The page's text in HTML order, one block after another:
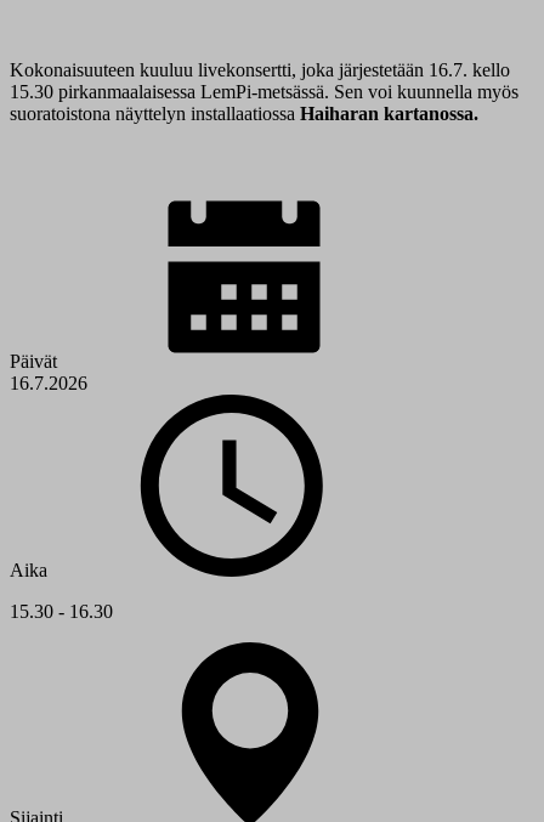
Kokonaisuuteen kuuluu livekonsertti, joka järjestetään 16.7. kello
15.30 pirkanmaalaisessa LemPi-metsässä. Sen voi kuunnella myös
suoratoistona näyttelyn installaatiossa Haiharan kartanossa.
Päivät
16.7.2026
Aika
15.30 - 16.30